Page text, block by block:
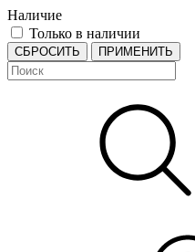
Наличие
Только в наличии
СБРОСИТЬ ПРИМЕНИТЬ